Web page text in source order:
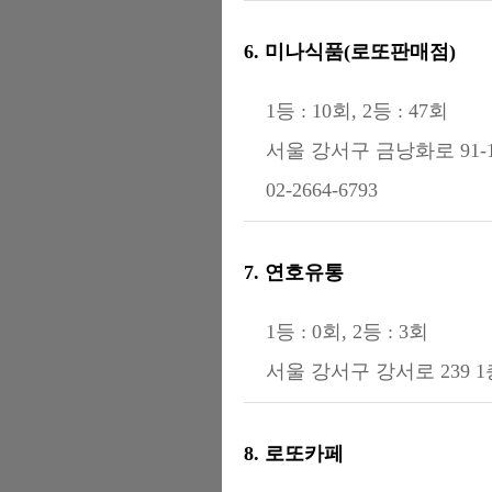
6. 미나식품(로또판매점)
1등 : 10회, 2등 : 47회
서울 강서구 금낭화로 91-
02-2664-6793
7. 연호유통
1등 : 0회, 2등 : 3회
서울 강서구 강서로 239 1
8. 로또카페